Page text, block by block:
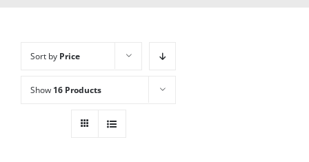
Sort by Price
Show 16 Products